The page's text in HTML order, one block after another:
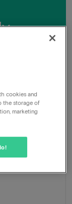
cookies and
the storage of
marketing